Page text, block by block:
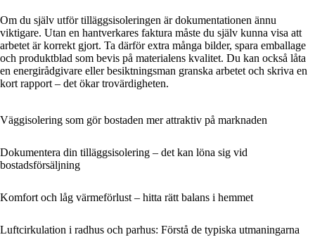
Om du själv utför tilläggsisoleringen är dokumentationen ännu
viktigare. Utan en hantverkares faktura måste du själv kunna visa att
arbetet är korrekt gjort. Ta därför extra många bilder, spara emballage
och produktblad som bevis på materialens kvalitet. Du kan också låta
en energirådgivare eller besiktningsman granska arbetet och skriva en
kort rapport – det ökar trovärdigheten.
Väggisolering som gör bostaden mer attraktiv på marknaden
Dokumentera din tilläggsisolering – det kan löna sig vid
bostadsförsäljning
Komfort och låg värmeförlust – hitta rätt balans i hemmet
Luftcirkulation i radhus och parhus: Förstå de typiska utmaningarna